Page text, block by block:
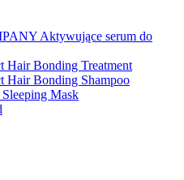
Aktywujące serum do
Hair Bonding Treatment
Hair Bonding Shampoo
Mask